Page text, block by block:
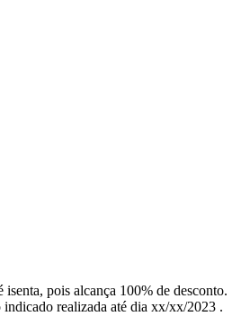
pois alcança 100% de desconto.
realizada até dia xx/xx/2023 .